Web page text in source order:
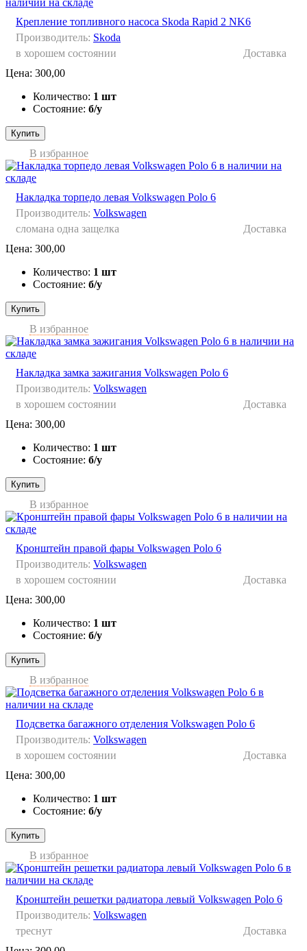
Крепление топливного насоса Skoda Rapid 2 NK6
Производитель: Skoda
в хорошем состоянии
Доставка
Цена: 300,00
Количество: 1 шт
Состояние: б/у
Купить
В избранное
Накладка торпедо левая Volkswagen Polo 6
Производитель: Volkswagen
сломана одна защелка
Доставка
Цена: 300,00
Количество: 1 шт
Состояние: б/у
Купить
В избранное
Накладка замка зажигания Volkswagen Polo 6
Производитель: Volkswagen
в хорошем состоянии
Доставка
Цена: 300,00
Количество: 1 шт
Состояние: б/у
Купить
В избранное
Кронштейн правой фары Volkswagen Polo 6
Производитель: Volkswagen
в хорошем состоянии
Доставка
Цена: 300,00
Количество: 1 шт
Состояние: б/у
Купить
В избранное
Подсветка багажного отделения Volkswagen Polo 6
Производитель: Volkswagen
в хорошем состоянии
Доставка
Цена: 300,00
Количество: 1 шт
Состояние: б/у
Купить
В избранное
Кронштейн решетки радиатора левый Volkswagen Polo 6
Производитель: Volkswagen
треснут
Доставка